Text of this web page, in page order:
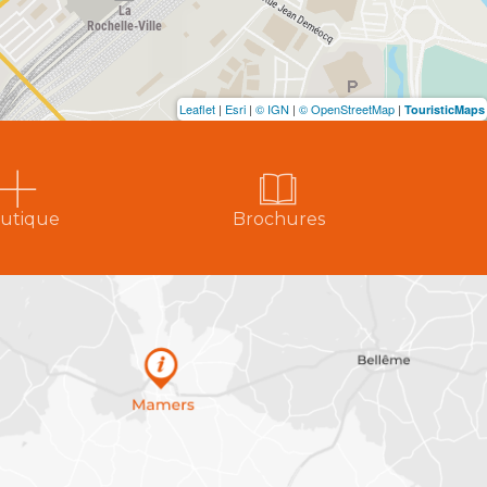
Leaflet | Esri | © IGN | © OpenStreetMap | TouristicMaps
Brochures